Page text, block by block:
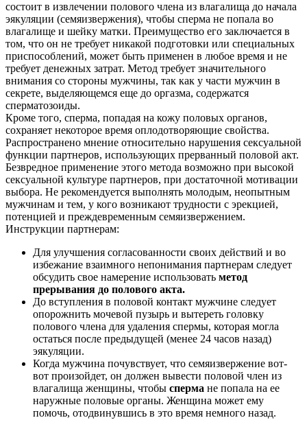
состоит в извлечении полового члена из влагалища до начала
эякуляции (семяизвержения), чтобы сперма не попала во
влагалище и шейку матки. Преимущество его заключается в
том, что он не требует никакой подготовки или специальных
приспособлений, может быть применен в любое время и не
требует денежных затрат. Метод требует значительного
внимания со стороны мужчины, так как у части мужчин в
секрете, выделяющемся еще до оргазма, содержатся
сперматозоиды.
Кроме того, сперма, попадая на кожу половых органов,
сохраняет некоторое время оплодотворяющие свойства.
Распространено мнение относительно нарушения сексуальной
функции партнеров, использующих прерванный половой акт.
Безвредное применение этого метода возможно при высокой
сексуальной культуре партнеров, при достаточной мотивации
выбора. Не рекомендуется выполнять молодым, неопытным
мужчинам и тем, у кого возникают трудности с эрекцией,
потенцией и преждевременным семяизвержением.
Инструкции партнерам:
Для улучшения согласованности своих действий и во
избежание взаимного непонимания партнерам следует
обсудить свое намерение использовать метод
прерывания до полового акта.
До вступления в половой контакт мужчине следует
опорожнить мочевой пузырь и вытереть головку
полового члена для удаления спермы, которая могла
остаться после предыдущей (менее 24 часов назад)
эякуляции.
Когда мужчина почувствует, что семяизвержение вот-
вот произойдет, он должен вывести половой член из
влагалища женщины, чтобы сперма не попала на ее
наружные половые органы. Женщина может ему
помочь, отодвинувшись в это время немного назад.